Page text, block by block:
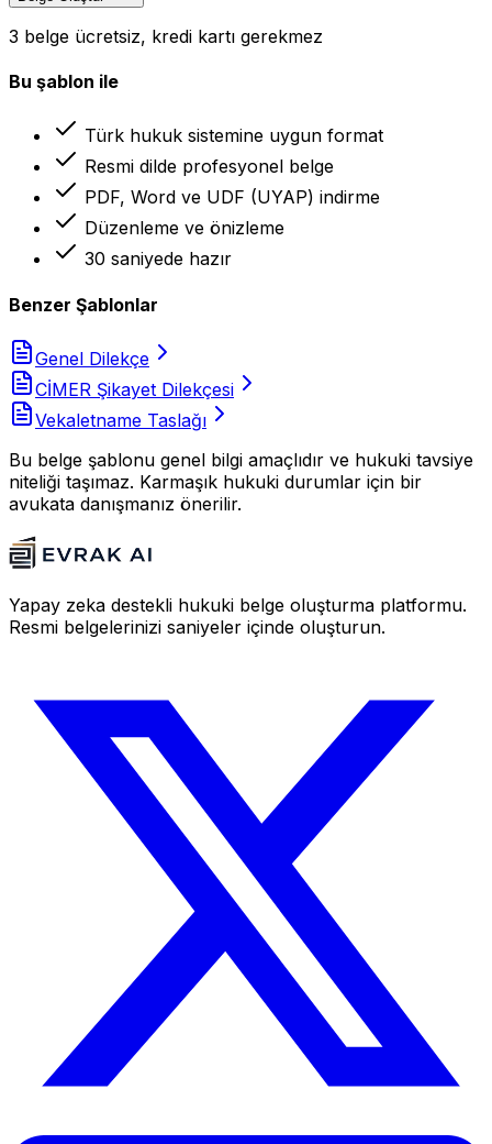
3 belge ücretsiz, kredi kartı gerekmez
Bu şablon ile
Türk hukuk sistemine uygun format
Resmi dilde profesyonel belge
PDF, Word ve UDF (UYAP) indirme
Düzenleme ve önizleme
30 saniyede hazır
Benzer Şablonlar
Genel Dilekçe
CİMER Şikayet Dilekçesi
Vekaletname Taslağı
Bu belge şablonu genel bilgi amaçlıdır ve hukuki tavsiye
niteliği taşımaz. Karmaşık hukuki durumlar için bir
avukata danışmanız önerilir.
Yapay zeka destekli hukuki belge oluşturma platformu.
Resmi belgelerinizi saniyeler içinde oluşturun.